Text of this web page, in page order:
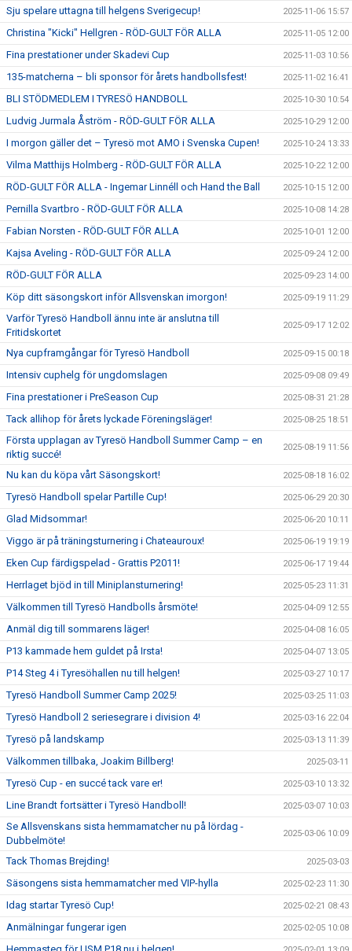
Sju spelare uttagna till helgens Sverigecup! 2025-11-06 15:57
Christina "Kicki" Hellgren - RÖD-GULT FÖR ALLA 2025-11-05 12:00
Fina prestationer under Skadevi Cup 2025-11-03 10:56
135-matcherna – bli sponsor för årets handbollsfest! 2025-11-02 16:41
BLI STÖDMEDLEM I TYRESÖ HANDBOLL 2025-10-30 10:54
Ludvig Jurmala Åström - RÖD-GULT FÖR ALLA 2025-10-29 12:00
I morgon gäller det – Tyresö mot AMO i Svenska Cupen! 2025-10-24 13:33
Vilma Matthijs Holmberg - RÖD-GULT FÖR ALLA 2025-10-22 12:00
RÖD-GULT FÖR ALLA - Ingemar Linnéll och Hand the Ball 2025-10-15 12:00
Pernilla Svartbro - RÖD-GULT FÖR ALLA 2025-10-08 14:28
Fabian Norsten - RÖD-GULT FÖR ALLA 2025-10-01 12:00
Kajsa Aveling - RÖD-GULT FÖR ALLA 2025-09-24 12:00
RÖD-GULT FÖR ALLA 2025-09-23 14:00
Köp ditt säsongskort inför Allsvenskan imorgon! 2025-09-19 11:29
Varför Tyresö Handboll ännu inte är anslutna till
Fritidskortet
2025-09-17 12:02
Nya cupframgångar för Tyresö Handboll 2025-09-15 00:18
Intensiv cuphelg för ungdomslagen 2025-09-08 09:49
Fina prestationer i PreSeason Cup 2025-08-31 21:28
Tack allihop för årets lyckade Föreningsläger! 2025-08-25 18:51
Första upplagan av Tyresö Handboll Summer Camp – en
riktig succé!
2025-08-19 11:56
Nu kan du köpa vårt Säsongskort! 2025-08-18 16:02
Tyresö Handboll spelar Partille Cup! 2025-06-29 20:30
Glad Midsommar! 2025-06-20 10:11
Viggo är på träningsturnering i Chateauroux! 2025-06-19 19:19
Eken Cup färdigspelad - Grattis P2011! 2025-06-17 19:44
Herrlaget bjöd in till Miniplansturnering! 2025-05-23 11:31
Välkommen till Tyresö Handbolls årsmöte! 2025-04-09 12:55
Anmäl dig till sommarens läger! 2025-04-08 16:05
P13 kammade hem guldet på Irsta! 2025-04-07 13:05
P14 Steg 4 i Tyresöhallen nu till helgen! 2025-03-27 10:17
Tyresö Handboll Summer Camp 2025! 2025-03-25 11:03
Tyresö Handboll 2 seriesegrare i division 4! 2025-03-16 22:04
Tyresö på landskamp 2025-03-13 11:39
Välkommen tillbaka, Joakim Billberg! 2025-03-11
Tyresö Cup - en succé tack vare er! 2025-03-10 13:32
Line Brandt fortsätter i Tyresö Handboll! 2025-03-07 10:03
Se Allsvenskans sista hemmamatcher nu på lördag -
Dubbelmöte!
2025-03-06 10:09
Tack Thomas Brejding! 2025-03-03
Säsongens sista hemmamatcher med VIP-hylla 2025-02-23 11:30
Idag startar Tyresö Cup! 2025-02-21 08:43
Anmälningar fungerar igen 2025-02-05 10:08